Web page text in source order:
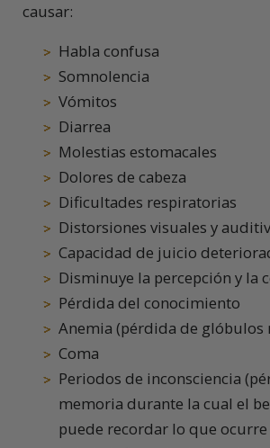
causar:
Habla confusa
Somnolencia
Vómitos
Diarrea
Molestias estomacales
Dolores de cabeza
Dificultades respiratorias
Distorsiones visuales y
Capacidad de juicio
Disminuye la percepción y la
Pérdida del conocimiento
Anemia (pérdida de glóbulos
Coma
Periodos de inconsciencia
memoria durante la cual el
puede recordar lo que